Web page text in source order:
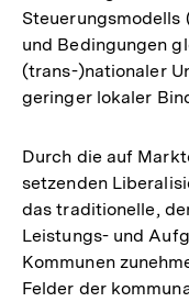
Steuerungsmodells
und Bedingungen
(trans-)nationaler
geringer lokaler
Durch die auf
setzenden
das traditionelle,
Leistungs- und
Kommunen
Felder der